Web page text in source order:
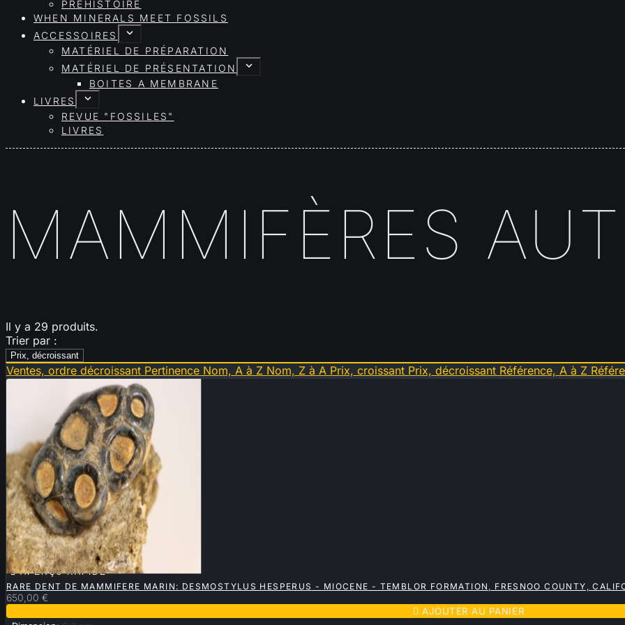
PRÉHISTOIRE
WHEN MINERALS MEET FOSSILS
ACCESSOIRES
MATÉRIEL DE PRÉPARATION
MATÉRIEL DE PRÉSENTATION
BOITES A MEMBRANE
LIVRES
REVUE "FOSSILES"
LIVRES
MAMMIFÈRES
Il y a 29 produits.
Trier par :
Prix, décroissant
Ventes, ordre décroissant Pertinence Nom, A à Z Nom, Z à A Prix, croissant Prix, décroissant Référence, A à Z
 APERÇU RAPIDE
RARE DENT DE MAMMIFERE MARIN: DESMOSTYLUS HESPERUS - MIOCENE - TEMBLOR FORMATION, FRESNOO COUNTY,
650,00 €
 AJOUTER AU PANIER